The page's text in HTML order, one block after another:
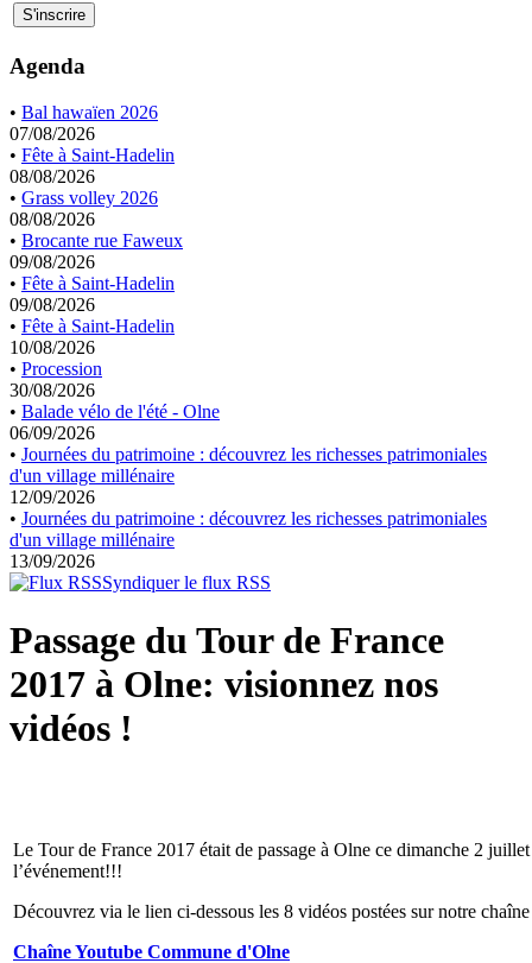
Agenda
• Bal hawaïen 2026
07/08/2026
• Fête à Saint-Hadelin
08/08/2026
• Grass volley 2026
08/08/2026
• Brocante rue Faweux
09/08/2026
• Fête à Saint-Hadelin
09/08/2026
• Fête à Saint-Hadelin
10/08/2026
• Procession
30/08/2026
• Balade vélo de l'été - Olne
06/09/2026
• Journées du patrimoine : découvrez les richesses patrimoniales
d'un village millénaire
12/09/2026
• Journées du patrimoine : découvrez les richesses patrimoniales
d'un village millénaire
13/09/2026
Syndiquer le flux RSS
Passage du Tour de France
2017 à Olne: visionnez nos
vidéos !
Le Tour de France 2017 était de passage à Olne ce dimanche 2
l’événement!!!
Découvrez via le lien ci-dessous les 8 vidéos postées sur notre
Chaîne Youtube Commune d'Olne